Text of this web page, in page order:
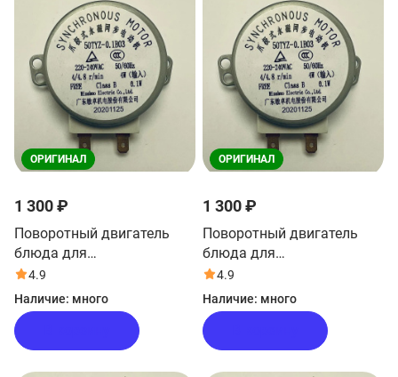
ОРИГИНАЛ
1 300 ₽
Поворотный двигатель
блюда для
микроволновой печи Haier
HMX-DG289X
4.9
Наличие: много
ОРИГИНАЛ
1 300 ₽
Поворотный двигатель
блюда для
микроволновой печи Haier
HMX-DG259X
4.9
Наличие: много